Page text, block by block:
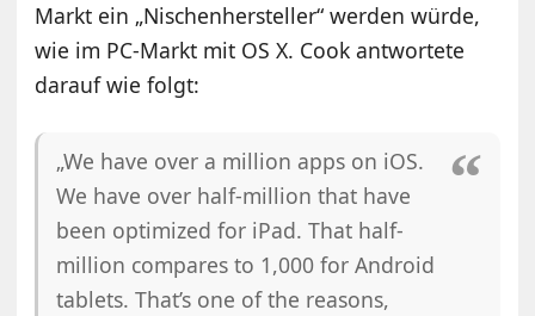
Markt ein „Nischenhersteller“ werden würde,
wie im PC-Markt mit OS X. Cook antwortete
darauf wie folgt:
„We have over a million apps on iOS.
We have over half-million that have
been optimized for iPad. That half-
million compares to 1,000 for Android
tablets. That’s one of the reasons,